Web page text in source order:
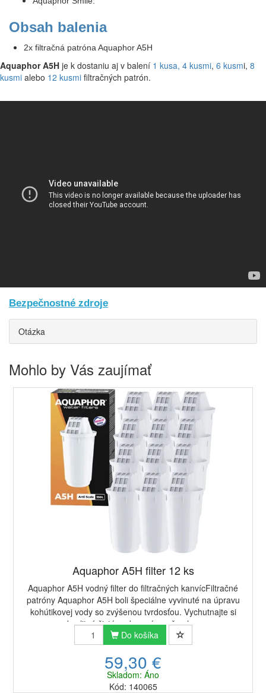
Obsah balenia
2x filtračná patróna Aquaphor A5H
Aquaphor A5H je k dostaniu aj v balení 1 kusa, 4 kusmi, 6 kusmi, 8
kusmi alebo 12 kusmi filtračných patrón.
Bezpečnostné zdroje
Otázka
Mohlo by Vás zaujímať
Aquaphor A5H filter 12 ks
Aquaphor A5H vodný filter do filtračných kanvícFiltračné
patróny Aquaphor A5H boli špeciálne vyvinuté na úpravu
kohútikovej vody so zvýšenou tvrdosťou. Vychutnajte si
kvalitnú čistú vodu a zároveň och...
Do košíka
59,30 €
Skladom: Áno
Kód: 140065